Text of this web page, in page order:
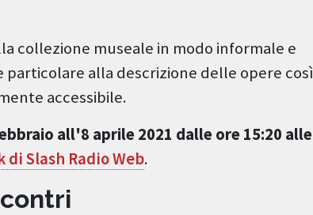
collezione museale in modo informale e
alla descrizione delle opere così
accessibile.
all'8 aprile 2021 dalle ore 15:20 alle
di Slash Radio Web.